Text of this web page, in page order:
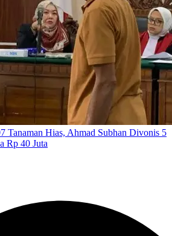
Tanaman Hias, Ahmad Subhan Divonis 5
Rp 40 Juta